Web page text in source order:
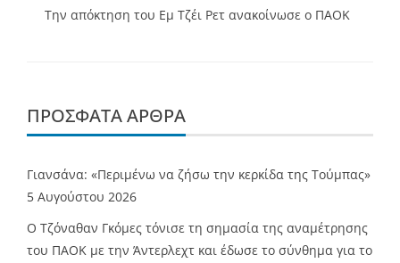
Την απόκτηση του Εμ Τζέι Ρετ ανακοίνωσε ο ΠΑΟΚ
ΠΡΌΣΦΑΤΑ ΆΡΘΡΑ
Γιανσάνα: «Περιμένω να ζήσω την κερκίδα της Τούμπας»
5 Αυγούστου 2026
Ο Τζόναθαν Γκόμες τόνισε τη σημασία της αναμέτρησης
του ΠΑΟΚ με την Άντερλεχτ και έδωσε το σύνθημα για το